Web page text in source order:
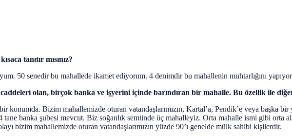
tanıtır mısınız?
50 senedir bu mahallede ikamet ediyorum. 4 denimdir bu mahallenin muhtarlığını
olan, birçok banka ve işyerini içinde barındıran bir mahalle. Bu özellik ile
konumda. Bizim mahallemizde oturan vatandaşlarımızın, Kartal’a, Pendik’e veya başka
banka şubesi mevcut. Biz soğanlık semtinde üç mahalleyiz. Orta mahalle ismi gibi orta
bizim mahallemizde oturan vatandaşlarımızın yüzde 90’ı genelde mülk sahibi kişilerdir.